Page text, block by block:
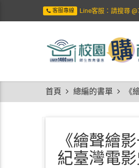
客服專線 Line客服：請搜尋
首頁 總編的書單 《
《繪聲繪
紀臺灣電